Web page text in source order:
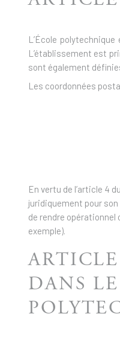
L’École
L’établissement est
sont également
Les coordonnées
En vertu de l’article 4
juridiquement pour
de rendre
exemple).
DANS